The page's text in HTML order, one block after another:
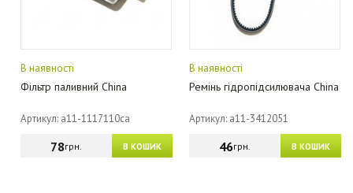
В наявності
Фільтр паливний China
Артикул: a11-1117110ca
В КОШИК
78грн.
В наявності
Ремінь гідропідсилювача China
Артикул: a11-3412051
В КОШИК
46грн.